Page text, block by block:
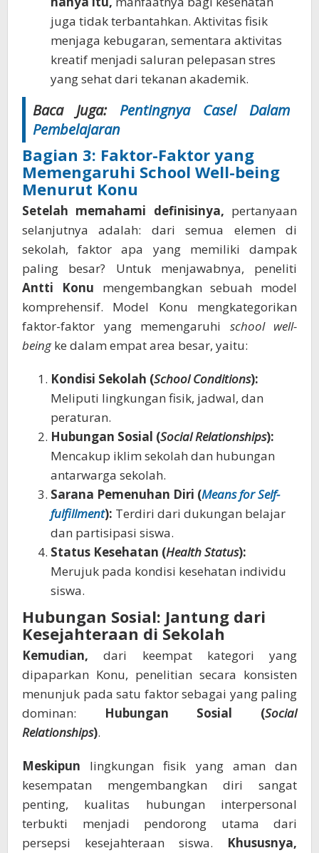
juga tidak terbantahkan. Aktivitas fisik
menjaga kebugaran, sementara aktivitas
kreatif menjadi saluran pelepasan stres
yang sehat dari tekanan akademik.
Baca Juga: Pentingnya Casel Dalam
Pembelajaran
Bagian 3: Faktor-Faktor yang
Memengaruhi School Well-being
Menurut Konu
Setelah memahami definisinya, pertanyaan
selanjutnya adalah: dari semua elemen di
sekolah, faktor apa yang memiliki dampak
paling besar? Untuk menjawabnya, peneliti
Antti Konu mengembangkan sebuah model
komprehensif. Model Konu mengkategorikan
faktor-faktor yang memengaruhi school well-
beingke dalam empat area besar, yaitu:
Kondisi Sekolah (School Conditions):
Meliputi lingkungan fisik, jadwal, dan
peraturan.
Hubungan Sosial (Social Relationships):
Mencakup iklim sekolah dan hubungan
antarwarga sekolah.
Sarana Pemenuhan Diri (Means for Self-
fulfillment): Terdiri dari dukungan belajar
dan partisipasi siswa.
Status Kesehatan (Health Status):
Merujuk pada kondisi kesehatan individu
siswa.
Hubungan Sosial: Jantung dari
Kesejahteraan di Sekolah
Kemudian, dari keempat kategori yang
dipaparkan Konu, penelitian secara konsisten
menunjuk pada satu faktor sebagai yang paling
dominan:
Hubungan Sosial (Social
Relationships).
Meskipun lingkungan fisik yang aman dan
kesempatan mengembangkan diri sangat
penting, kualitas hubungan interpersonal
terbukti menjadi pendorong utama dari
persepsi kesejahteraan siswa. Khususnya,